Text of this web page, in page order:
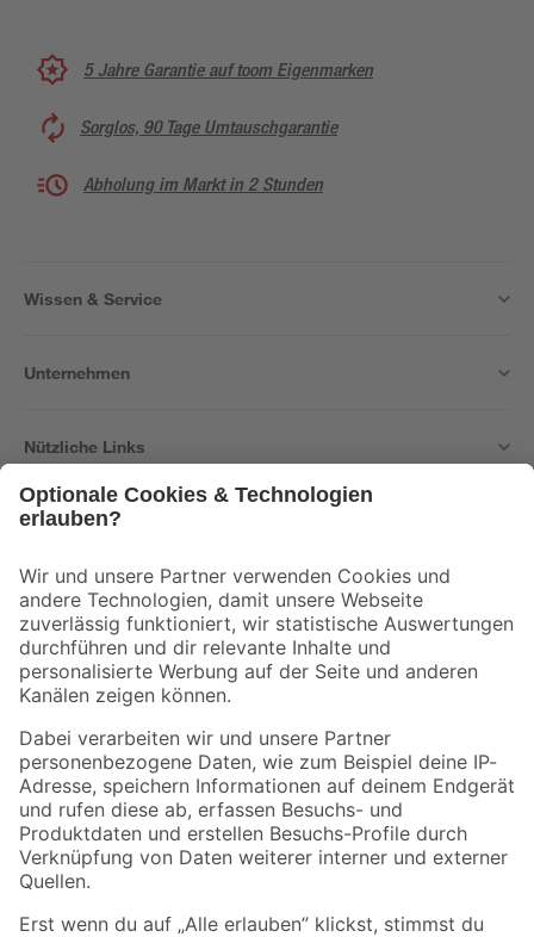
5 Jahre Garantie auf toom Eigenmarken
Sorglos, 90 Tage Umtauschgarantie
Abholung im Markt in 2 Stunden
Wissen & Service
Unternehmen
Nützliche Links
Der toom Newsletter: Keine Angebote und Aktionen mehr verpassen!
Zur Newsletter Anmeldung
Folge uns
Zahlungsarten Versandarten
Sicher einkaufen